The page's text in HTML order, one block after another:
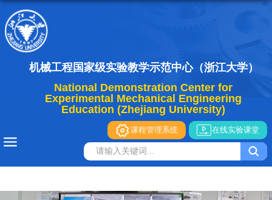
机械工程国家级实验教学示范中心（浙江大学）
National Demonstration Center for
Experimental Mechanical Engineering
Education (Zhejiang University)
课程管理系统 在线实验课堂